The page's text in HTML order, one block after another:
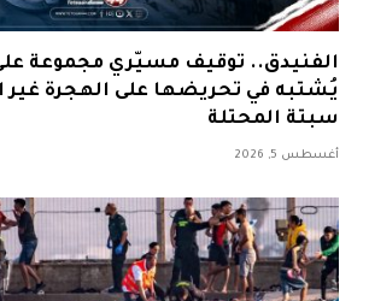
الفنيدق.. توقيف مسيّري مجموعة
يُشتبه في تحريضها على الهجرة غير
سبتة المحتلة
أغسطس 5, 2026